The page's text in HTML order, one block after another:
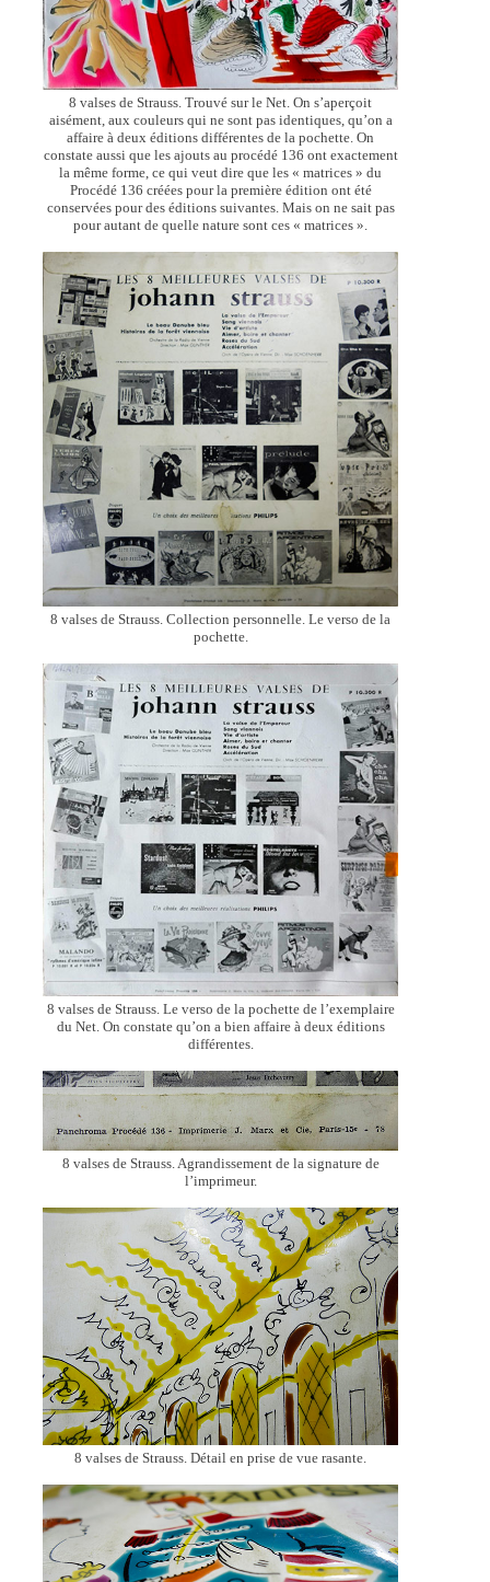
8 valses de Strauss. Trouvé sur le Net. On s’aperçoit
aisément, aux couleurs qui ne sont pas identiques, qu’on a
affaire à deux éditions différentes de la pochette. On
constate aussi que les ajouts au procédé 136 ont exactement
la même forme, ce qui veut dire que les « matrices » du
Procédé 136 créées pour la première édition ont été
conservées pour des éditions suivantes. Mais on ne sait pas
pour autant de quelle nature sont ces « matrices ».
8 valses de Strauss. Collection personnelle. Le verso de la
pochette.
8 valses de Strauss. Le verso de la pochette de l’exemplaire
du Net. On constate qu’on a bien affaire à deux éditions
différentes.
8 valses de Strauss. Agrandissement de la signature de
l’imprimeur.
8 valses de Strauss. Détail en prise de vue rasante.